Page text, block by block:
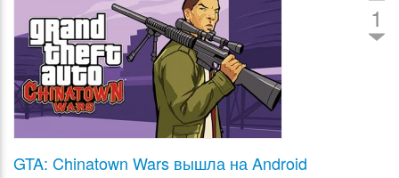
1
GTA: Chinatown Wars вышла на Android